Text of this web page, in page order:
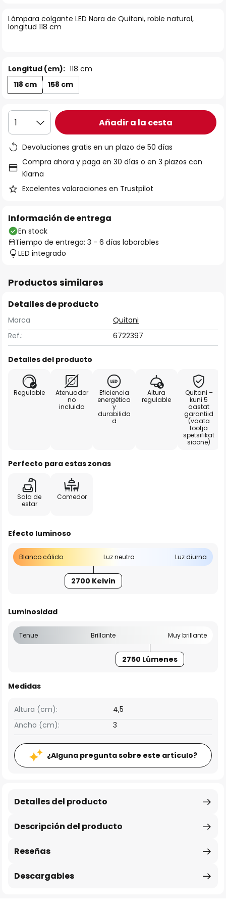
galería
de
Lámpara colgante LED Nora de Quitani, roble natural,
longitud 118 cm
Longitud (cm): 118 cm
118 cm
158 cm
1 Añadir a la cesta
Devoluciones gratis en un plazo de 50 días
Compra ahora y paga en 30 días o en 3 plazos con
Klarna
Excelentes valoraciones en Trustpilot
Información de entrega
En stock
Tiempo de entrega: 3 - 6 días laborables
LED integrado
Productos similares
Detalles de producto
Marca
Quitani
Ref.:
6722397
Detalles del producto
Regulable
Atenuador
no
incluido
Eficiencia
energética
y
durabilida
d
Altura
regulable
Quitani –
kuni 5
aastat
garantiid
(vaata
tootja
spetsifikat
sioone)
Perfecto para estas zonas
Sala de
estar
Comedor
Efecto luminoso
Blanco cálido Luz neutra Luz diurna
2700 Kelvin
Luminosidad
Tenue Brillante Muy brillante
2750 Lúmenes
Medidas
Ancho (cm): 3
Altura (cm): 4,5
¿Alguna pregunta sobre este artículo?
Descripción del producto
Detalles del producto
Reseñas
Descargables